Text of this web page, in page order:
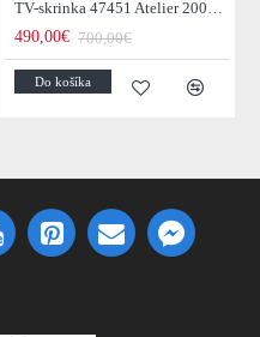
TV-skrinka 47451 Atelier 200cm Natural Dub Dyha
490,00€ 700,00€
Do košíka